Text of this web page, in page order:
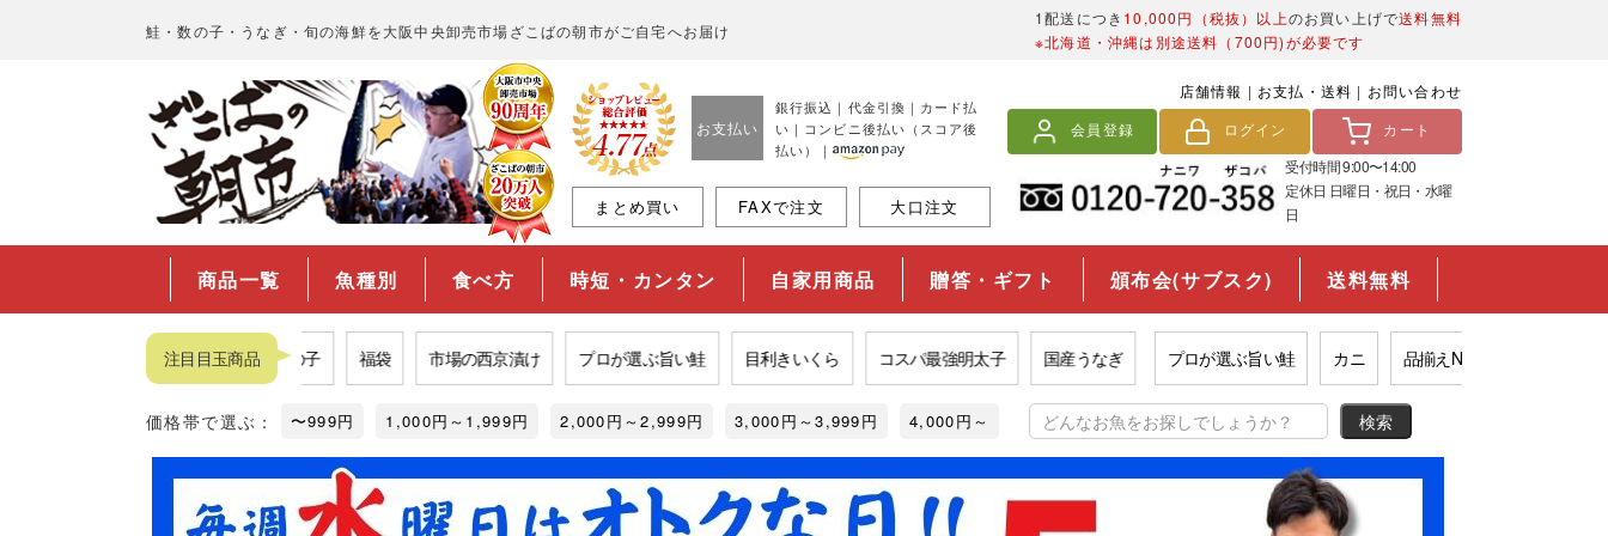
鮭・数の子・うなぎ・旬の海鮮を大阪中央卸売市場ざこばの朝市がご自宅へお届け
1配送につき 10,000円（税抜）以上のお買い上げで送料無料
※北海道・沖縄は別途送料（700円)が必要です
お支払い
銀行振込｜代金引換｜カード払
い｜コンビニ後払い（スコア後
払い）｜
まとめ買い FAXで注文 大口注文
店舗情報 | お支払・送料 | お問い合わせ
会員登録
ログイン
カート
受付時間 9:00〜14:00
定休日 日曜日・祝日・水曜
日
商品一覧 魚種別 食べ方 時短・カンタン 自家用商品 贈答・ギフト 頒布会(サブスク) 送料無料
注目目玉商品
品揃えNo.1数の子 福袋 市場の西京漬け プロが選ぶ旨い鮭 目利きいくら コスパ最強明太子 国産うなぎ プロが選ぶ旨い鮭 カニ 品揃えNo.1数の子
価格帯で選ぶ： 〜999円 1,000円～1,999円 2,000円～2,999円 3,000円～3,999円 4,000円～